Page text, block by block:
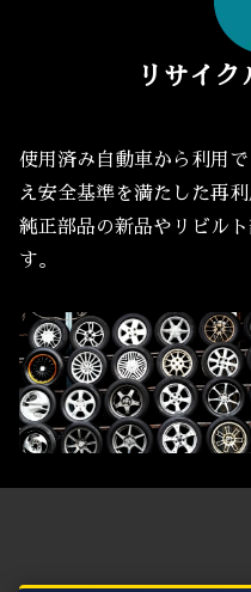
リサイク
使用済み自動車から利用
え安全基準を満たした再利
純正部品の新品やリビル
す。